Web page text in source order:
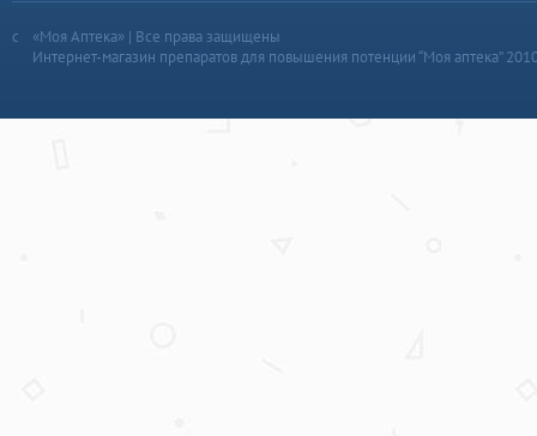
«Моя Аптека» | Все права защищены
Интернет-магазин препаратов для повышения потенции “Моя аптека”